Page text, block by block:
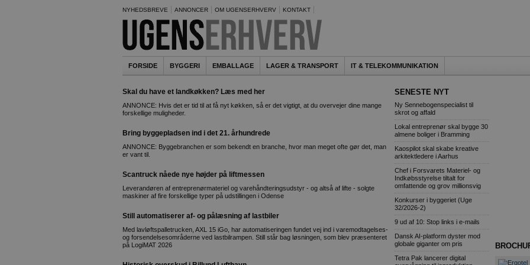
NYHEDSBREVE ANNONCER OM UGENSERHVERV KONTAKT
FORSIDE BYGGERI EMBALLAGE LAGER & TRANSPORT IT & TELEKOMMUNIKATION
Skal du have et landkøkken? Læs med her
ANNONCE: Hvis det er tid til at få nyt køkken, så er det vigtigt, at du overvejer dine mange
forskellige muligheder.
Bring byggepladsen ind i det 21. århundrede
ANNONCE: Byggebranchen er som bekendt en branche, hvor man meget ofte gør det, man
er vant til.
Scantruck nåede nye højder på liftmessen
Leverandøren af entreprenørmateriel og varehåndteringsudstyr - og altså af lifte - solgte
maskiner af fire forskellige typer på udstillingen i Odense
Still automatiserer af- og pålæsning af lastbiler
Med lavløftspalletrucken, AXL 15 iGo, har automatiseringen fundet vej ind i varemodtagelses-
og forsendelsesområderne ved lastbilrampen. Still står bag løsningen, som blev præsenteret
på LogiMAT 2026
SENESTE NYT
Ny Sennebogenspecialist til
skrot og affald
Lokal entreprenør skal bygge 30
almene boliger i Bramming
Kaospilot skal skabe kreative
arkitektledere i Aarhus
Chef i Forsvarets Materiel- og
Indkøbsstyrelse tiltalt for
omfattende og grov millionsvig
Konkurser i byggeriet (Uge
32/2026-2)
9 ud af 10: Stop links i e-mails
Dansk AI-platform dyster mod
globale giganter om pris
Tetra Pak lancerer digital